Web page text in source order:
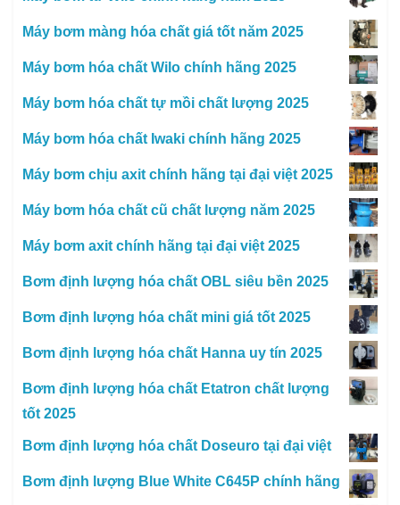
Máy bơm màng hóa chất giá tốt năm 2025
Máy bơm hóa chất Wilo chính hãng 2025
Máy bơm hóa chất tự mồi chất lượng 2025
Máy bơm hóa chất Iwaki chính hãng 2025
Máy bơm chịu axit chính hãng tại đại việt 2025
Máy bơm hóa chất cũ chất lượng năm 2025
Máy bơm axit chính hãng tại đại việt 2025
Bơm định lượng hóa chất OBL siêu bền 2025
Bơm định lượng hóa chất mini giá tốt 2025
Bơm định lượng hóa chất Hanna uy tín 2025
Bơm định lượng hóa chất Etatron chất lượng
tốt 2025
Bơm định lượng hóa chất Doseuro tại đại việt
Bơm định lượng Blue White C645P chính hãng